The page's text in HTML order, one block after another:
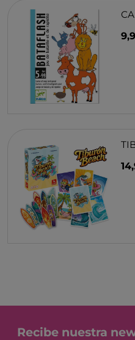
Recibe nuestra